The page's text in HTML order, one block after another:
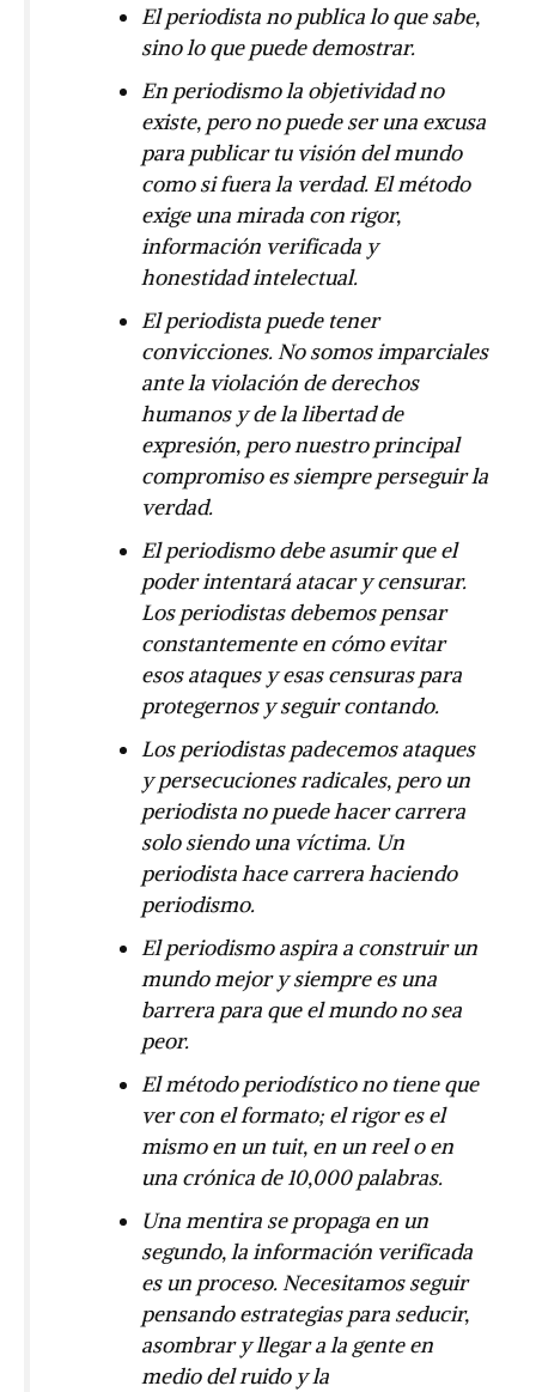
El periodista no publica lo que sabe,
sino lo que puede demostrar.
En periodismo la objetividad no
existe, pero no puede ser una excusa
para publicar tu visión del mundo
como si fuera la verdad. El método
exige una mirada con rigor,
información verificada y
honestidad intelectual.
El periodista puede tener
convicciones. No somos imparciales
ante la violación de derechos
humanos y de la libertad de
expresión, pero nuestro principal
compromiso es siempre perseguir la
verdad.
El periodismo debe asumir que el
poder intentará atacar y censurar.
Los periodistas debemos pensar
constantemente en cómo evitar
esos ataques y esas censuras para
protegernos y seguir contando.
Los periodistas padecemos ataques
y persecuciones radicales, pero un
periodista no puede hacer carrera
solo siendo una víctima. Un
periodista hace carrera haciendo
periodismo.
El periodismo aspira a construir un
mundo mejor y siempre es una
barrera para que el mundo no sea
peor.
El método periodístico no tiene que
ver con el formato; el rigor es el
mismo en un tuit, en un reel o en
una crónica de 10,000 palabras.
Una mentira se propaga en un
segundo, la información verificada
es un proceso. Necesitamos seguir
pensando estrategias para seducir,
asombrar y llegar a la gente en
medio del ruido y la